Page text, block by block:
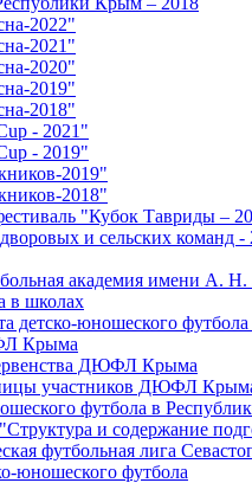
2022"
2021"
2020"
2019"
2018"
- 2021"
- 2019"
2019"
2018"
"Кубок Тавриды –
и сельских команд -
академия имени А. Н.
в школах
детско-юношеского
Крыма
ДЮФЛ Крыма
участников ДЮФЛ
футбола в
и содержание
футбольная лига
юношеского футбола